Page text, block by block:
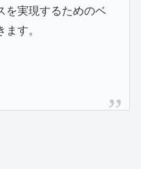
を実現するためのベ
す。